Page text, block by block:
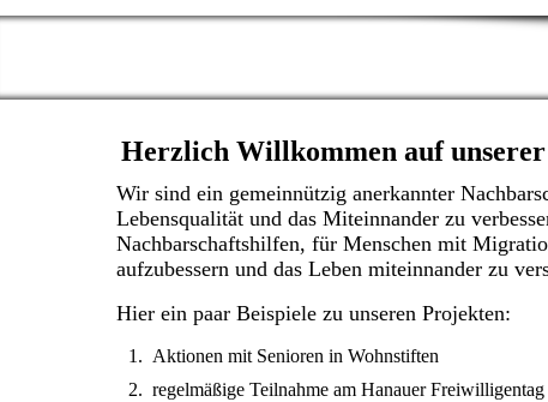
Herzlich Willkommen auf unserer
Wir sind ein gemeinnützig anerkannter
Lebensqualität und das Miteinnander zu
Nachbarschaftshilfen, für Menschen mit
aufzubessern und das Leben miteinnander zu
Hier ein paar Beispiele zu unseren Projekten:
Aktionen mit Senioren in Wohnstiften
regelmäßige Teilnahme am Hanauer Freiwilligentag